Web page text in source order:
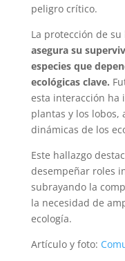
peligro crítico.
La protección de
asegura su
especies que
ecológicas clave.
esta interacción ha
plantas y los lobos,
dinámicas de los
Este hallazgo
desempeñar roles
subrayando la
la necesidad de
ecología.
Artículo y foto: